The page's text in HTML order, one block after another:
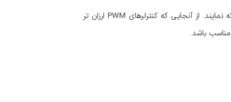
شارژ کنترلرهای PWM در آب‌ وهوای بسیار گرم عملکرد مناسب تری نسبت به کنترلرهای MMPT می توانند ارائه نمایند. از آنجایی که کنترلرهای PWM ارزان تر